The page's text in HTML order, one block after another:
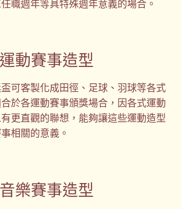
職週年等具特殊週年意義的場合。
動賽事造型
可客製化成田徑、足球、羽球等各式
於各運動賽事頒獎場合，因各式運動
更直觀的聯想，能夠讓這些運動造型
相關的意義。
樂賽事造型